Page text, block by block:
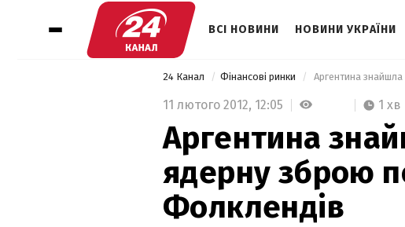
ВСІ НОВИНИ НОВИНИ УКРАЇНИ
24 Канал Фінансові ринки Аргентина
11 лютого 2012, 12:05 1 хв
Аргентина
ядерну зброю
Фолклендів